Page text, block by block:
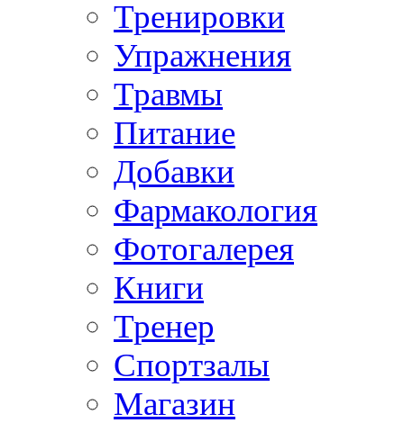
Тренировки
Упражнения
Травмы
Питание
Добавки
Фармакология
Фотогалерея
Книги
Тренер
Спортзалы
Магазин